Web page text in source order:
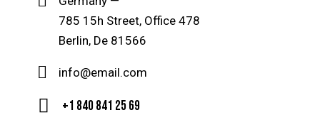
785 15h Street, Office 478
Berlin, De 81566
info@email.com
+1 840 841 25 69